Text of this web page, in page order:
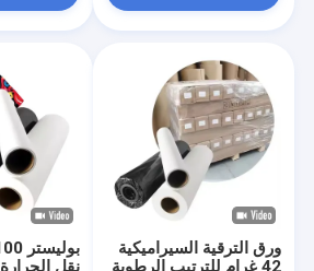
ورق الترقية السيراميكية
42 غرام للترتيب الرطوبة